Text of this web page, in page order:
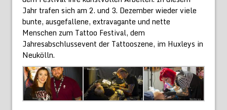
Jahr trafen sich am 2. und 3. Dezember wieder viele
bunte, ausgefallene, extravagante und nette
Menschen zum Tattoo Festival, dem
Jahresabschlussevent der Tattooszene, im Huxleys in
Neukölln.